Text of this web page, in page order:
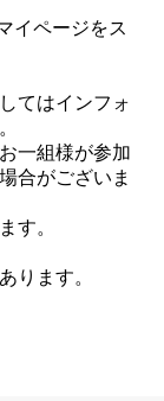
イページをス
てはインフォ
一組様が参加
合がございま
す。
ります。